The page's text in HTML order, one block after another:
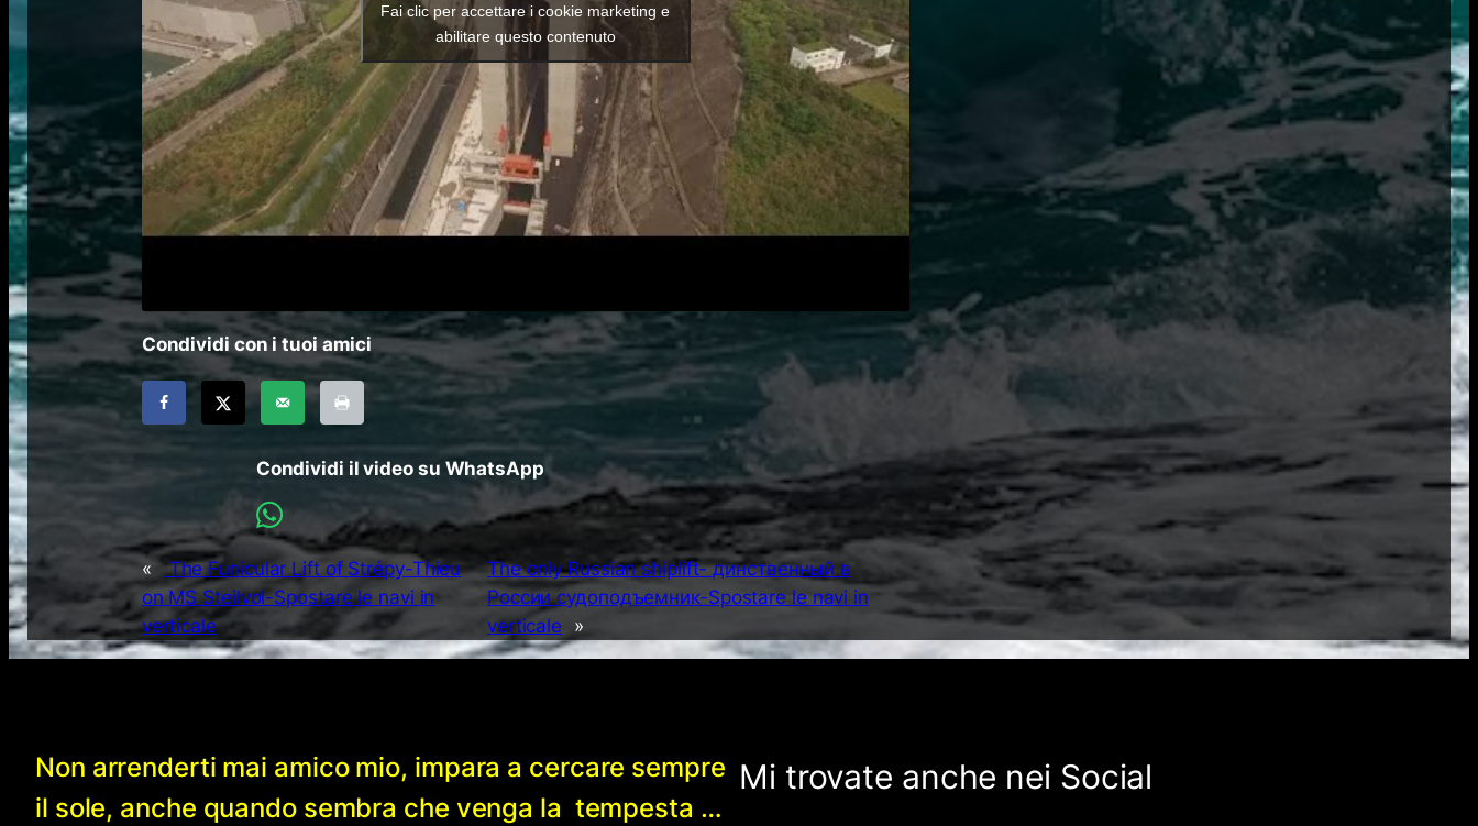
Fai clic per accettare i cookie marketing e
abilitare questo contenuto
Condividi con i tuoi amici
Condividi il video su WhatsApp
«
The Funicular Lift of Strépy-Thieu
on MS Steilvol-Spostare le navi in
verticale
The only Russian shiplift- динственный в
России судоподъемник-Spostare le navi in
verticale
»
Non arrenderti mai amico mio, impara a cercare sempre
il sole, anche quando sembra che venga la tempesta …
Mi trovate anche nei Social